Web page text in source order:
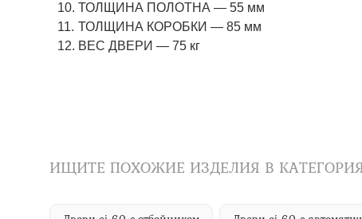
ТОЛЩИНА ПОЛОТНА — 55 мм
ТОЛЩИНА КОРОБКИ — 85 мм
ВЕС ДВЕРИ — 75 кг
ИЩИТЕ ПОХОЖИЕ ИЗДЕЛИЯ В